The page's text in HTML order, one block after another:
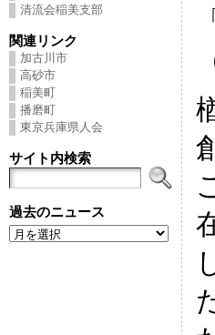
清流会稲美支部
関連リンク
加古川市
高砂市
稲美町
播磨町
東京兵庫県人会
サイト内検索
過去のニュース